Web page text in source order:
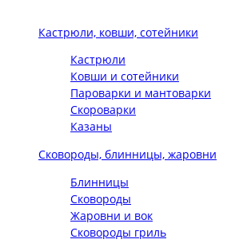
Кастрюли, ковши, сотейники
Кастрюли
Ковши и сотейники
Пароварки и мантоварки
Скороварки
Казаны
Сковороды, блинницы, жаровни
Блинницы
Сковороды
Жаровни и вок
Сковороды гриль